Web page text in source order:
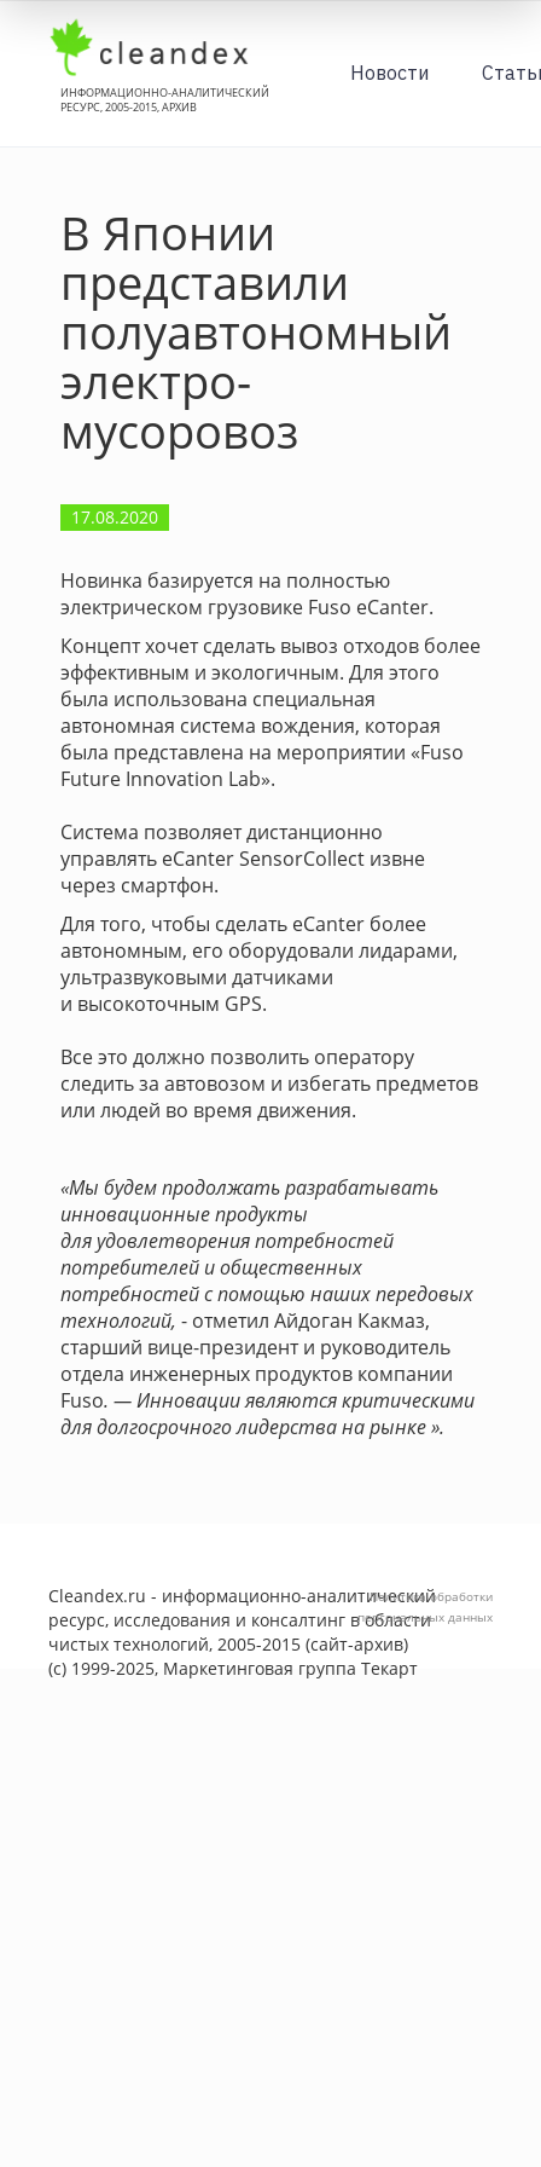
ИНФОРМАЦИОННО-АНАЛИТИЧЕСКИЙ
РЕСУРС, 2005-2015, АРХИВ
Новости
В Японии
представили
полуавтономный
электро-
мусоровоз
17.08.2020
Новинка базируется на полностью
электрическом грузовике Fuso eCanter.
Концепт хочет сделать вывоз отходов более
эффективным и экологичным. Для этого
была использована специальная
автономная система вождения, которая
была представлена на мероприятии «Fuso
Future Innovation Lab».
Система позволяет дистанционно
управлять eCanter SensorCollect извне
через смартфон.
Для того, чтобы сделать eCanter более
автономным, его оборудовали лидарами,
ультразвуковыми датчиками
и высокоточным GPS.
Все это должно позволить оператору
следить за автовозом и избегать предметов
или людей во время движения.
«Мы будем продолжать разрабатывать
инновационные продукты
для удовлетворения потребностей
потребителей и общественных
потребностей с помощью наших передовых
технологий, - отметил Айдоган Какмаз,
старший вице-президент и руководитель
отдела инженерных продуктов компании
Fuso. — Инновации являются критическими
для долгосрочного лидерства на рынке ».
Cleandex.ru - информационно-аналитический
ресурс, исследования и консалтинг в области
чистых технологий, 2005-2015 (сайт-архив)
(с) 1999-2025, Маркетинговая группа Текарт
Политика обработки
персональных данных